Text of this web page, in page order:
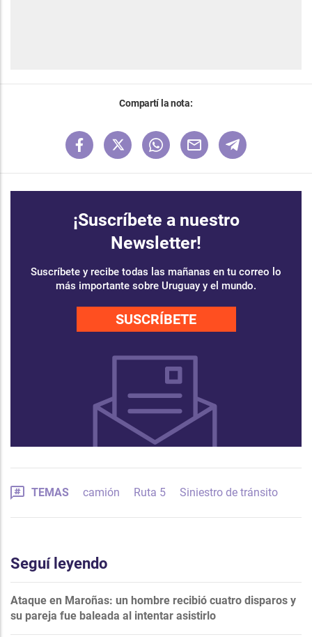
Compartí la nota:
¡Suscríbete a nuestro
Newsletter!
Suscríbete y recibe todas las mañanas en tu correo lo
más importante sobre Uruguay y el mundo.
SUSCRÍBETE
TEMAS camión Ruta 5 Siniestro de tránsito
Seguí leyendo
Ataque en Maroñas: un hombre recibió cuatro disparos y
su pareja fue baleada al intentar asistirlo